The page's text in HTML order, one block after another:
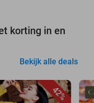
korting in en
Bekijk alle deals
42%